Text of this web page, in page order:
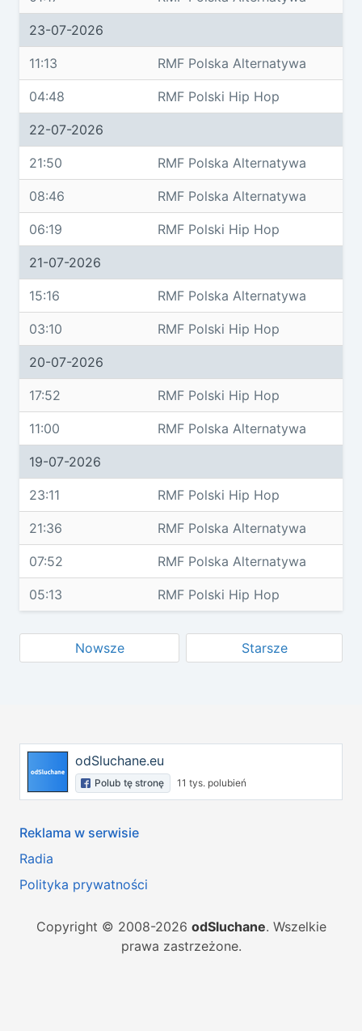
23-07-2026
11:13 RMF Polska Alternatywa
04:48 RMF Polski Hip Hop
22-07-2026
21:50 RMF Polska Alternatywa
08:46 RMF Polska Alternatywa
06:19 RMF Polski Hip Hop
21-07-2026
15:16 RMF Polska Alternatywa
03:10 RMF Polski Hip Hop
20-07-2026
17:52 RMF Polski Hip Hop
11:00 RMF Polska Alternatywa
19-07-2026
23:11 RMF Polski Hip Hop
21:36 RMF Polska Alternatywa
07:52 RMF Polska Alternatywa
05:13 RMF Polski Hip Hop
Nowsze Starsze
odSluchane.eu
Polub tę stronę 11 tys. polubień
Reklama w serwisie
Radia
Polityka prywatności
Copyright © 2008-2026 odSluchane. Wszelkie
prawa zastrzeżone.